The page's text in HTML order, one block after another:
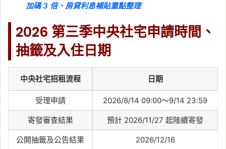
加碼 3 倍、房貸利息補貼重點整理
2026 第三季中央社宅申請時間、
抽籤及入住日期
中央社宅招租流程 日期
受理申請 2026/8/14 09:00～9/14 23:59
寄發審查結果 預計 2026/11/27 起陸續寄發
公開抽籤及公告結果 2026/12/16